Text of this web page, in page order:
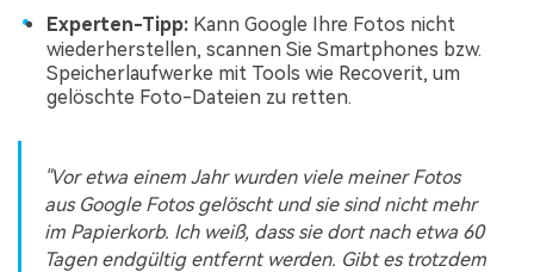
Experten-Tipp: Kann Google Ihre Fotos nicht
wiederherstellen, scannen Sie Smartphones bzw.
Speicherlaufwerke mit Tools wie Recoverit, um
gelöschte Foto-Dateien zu retten.
"Vor etwa einem Jahr wurden viele meiner Fotos
aus Google Fotos gelöscht und sie sind nicht mehr
im Papierkorb. Ich weiß, dass sie dort nach etwa 60
Tagen endgültig entfernt werden. Gibt es trotzdem